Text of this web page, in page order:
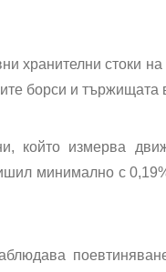
хранителни стоки
борси и
който измерва
минимално с